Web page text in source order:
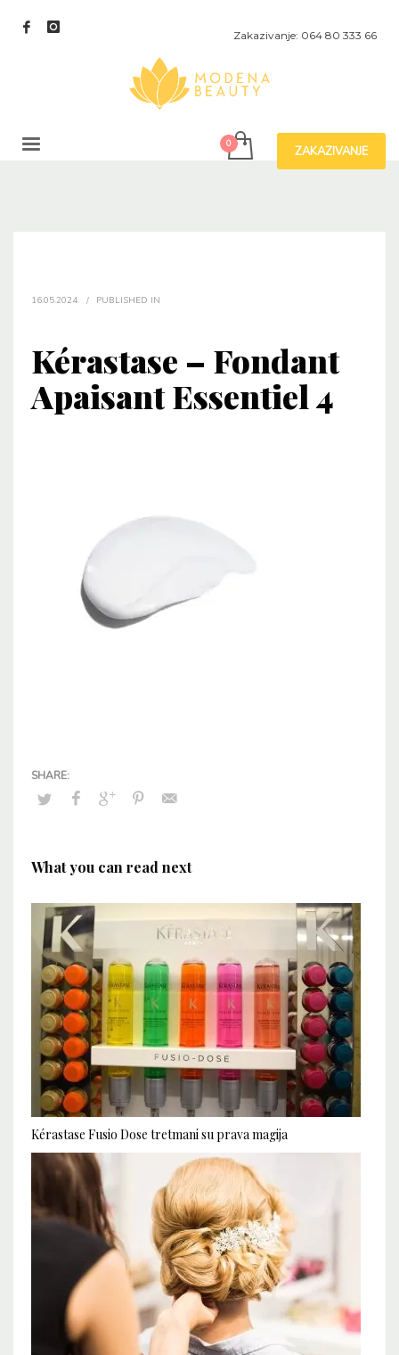
Zakazivanje: 064 80 333 66
ZAKAZIVANJE
16.05.2024. / PUBLISHED IN
Kérastase – Fondant
Apaisant Essentiel 4
What you can read next
Kérastase Fusio Dose tretmani su prava magija